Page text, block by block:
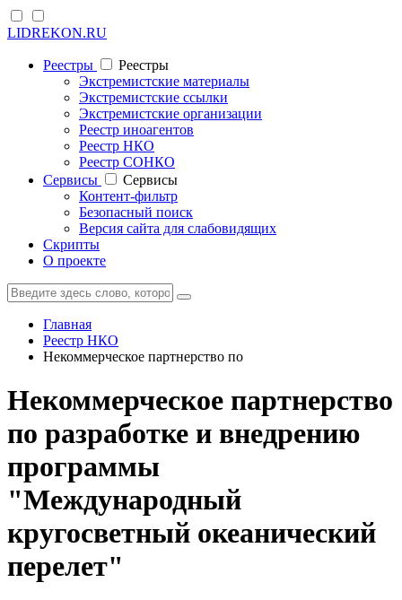
LIDREKON.RU
Реестры
Реестры
Экстремистские материалы
Экстремистские ссылки
Экстремистские организации
Реестр иноагентов
Реестр НКО
Реестр СОНКО
Cервисы
Cервисы
Контент-фильтр
Безопасный поиск
Версия сайта для слабовидящих
Скрипты
О проекте
Главная
Реестр НКО
Некоммерческое партнерство по
Некоммерческое партнерство
по разработке и внедрению
программы
"Международный
кругосветный океанический
перелет"